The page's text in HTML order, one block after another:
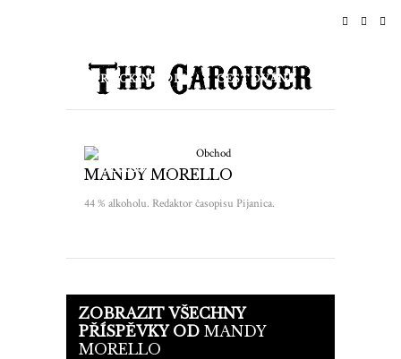
ROCK N ROLL CESTOVÁNÍ
UDÁLOSTI
Obchod
MANDY MORELLO
44 % alkoholu. Redaktor časopisu Pijanica.
ZOBRAZIT VŠECHNY
PŘÍSPĚVKY OD MANDY
MORELLO